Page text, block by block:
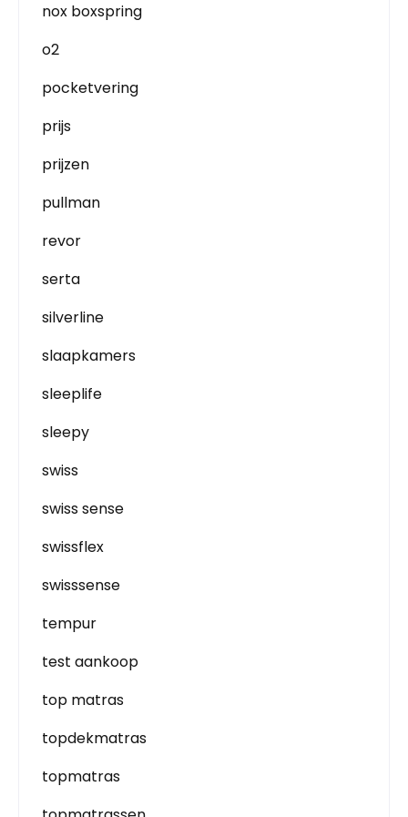
nox boxspring
o2
pocketvering
prijs
prijzen
pullman
revor
serta
silverline
slaapkamers
sleeplife
sleepy
swiss
swiss sense
swissflex
swisssense
tempur
test aankoop
top matras
topdekmatras
topmatras